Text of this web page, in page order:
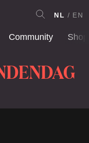
Community Shop
NL EN